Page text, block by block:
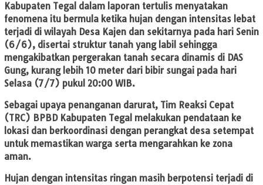
Kabupaten Tegal dalam laporan tertulis menyatakan
fenomena itu bermula ketika hujan dengan intensitas lebat
terjadi di wilayah Desa Kajen dan sekitarnya pada hari Senin
(6/6), disertai struktur tanah yang labil sehingga
mengakibatkan pergerakan tanah secara dinamis di DAS
Gung, kurang lebih 10 meter dari bibir sungai pada hari
Selasa (7/7) pukul 20:00 WIB.
Sebagai upaya penanganan darurat, Tim Reaksi Cepat
(TRC) BPBD Kabupaten Tegal melakukan pendataan ke
lokasi dan berkoordinasi dengan perangkat desa setempat
untuk memastikan warga serta mengarahkan ke zona
aman.
Hujan dengan intensitas ringan masih berpotensi terjadi di